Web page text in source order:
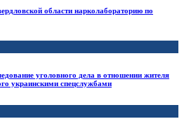
области нарколабораторию по
уголовного дела в отношении жителя
украинскими спецслужбами